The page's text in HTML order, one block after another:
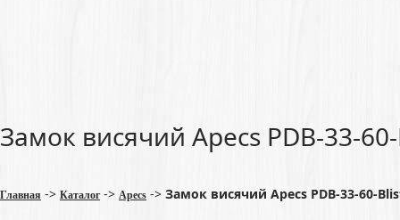
Замок висячий Apecs PDB-33-
Главная -> Каталог-> Apecs -> Замок висячий Apecs PDB-33-60-